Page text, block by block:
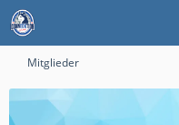
Mitglieder